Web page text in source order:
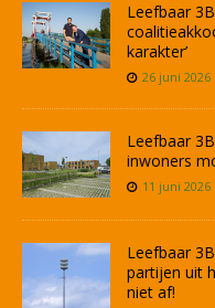
Leefbaar
karakter’
26 juni 2026
Leefbaar
inwoners
11 juni 2026
Leefbaar
partijen uit
niet af!